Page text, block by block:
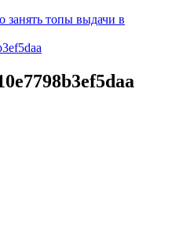
занять топы выдачи в